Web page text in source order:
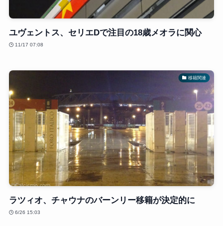
ユヴェントス、セリエDで注目の18歳メオラに関心
11/17 07:08
移籍関連
ラツィオ、チャウナのバーンリー移籍が決定的に
6/26 15:03